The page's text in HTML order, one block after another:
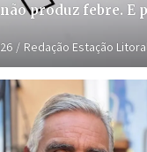
produz febre. E
Redação Estação